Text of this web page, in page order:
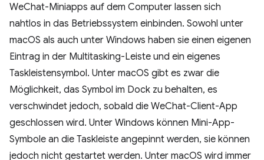
WeChat-Miniapps auf dem Computer lassen sich
nahtlos in das Betriebssystem einbinden. Sowohl unter
macOS als auch unter Windows haben sie einen eigenen
Eintrag in der Multitasking-Leiste und ein eigenes
Taskleistensymbol. Unter macOS gibt es zwar die
Möglichkeit, das Symbol im Dock zu behalten, es
verschwindet jedoch, sobald die WeChat-Client-App
geschlossen wird. Unter Windows können Mini-App-
Symbole an die Taskleiste angepinnt werden, sie können
jedoch nicht gestartet werden. Unter macOS wird immer